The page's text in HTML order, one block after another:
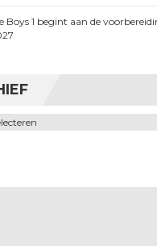
Boys 1 begint aan de